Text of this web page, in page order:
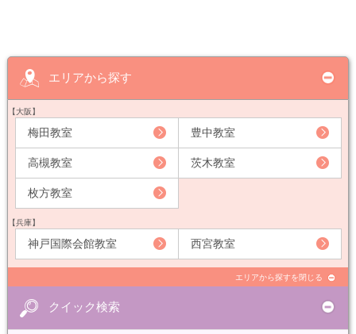
エリアから探す
【大阪】
梅田教室 豊中教室
高槻教室 茨木教室
枚方教室
【兵庫】
神戸国際会館教室 西宮教室
エリアから探すを閉じる
クイック検索